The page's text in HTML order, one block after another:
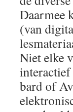
Daarmee
(van
Niet elke
interactief
bard of